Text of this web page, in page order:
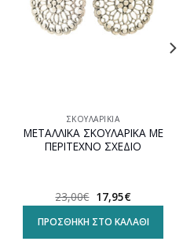
ΣΚΟΥΛΑΡΊΚΙΑ
ΜΕΤΑΛΛΙΚΑ ΣΚΟΥΛΑΡΙΚΑ ΜΕ
ΠΕΡΙΤΕΧΝΟ ΣΧΕΔΙΟ
23,00€ Original
price
was:
23,00€.
17,95€Η
τρέχουσα
τιμή
είναι:
17,95€.
ΠΡΟΣΘΉΚΗ ΣΤΟ ΚΑΛΆΘΙ